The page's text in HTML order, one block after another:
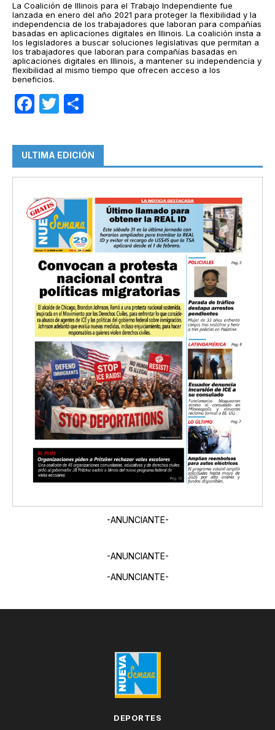
La Coalición de Illinois para el Trabajo Independiente fue
lanzada en enero del año 2021 para proteger la flexibilidad y la
independencia de los trabajadores que laboran para compañías
basadas en aplicaciones digitales en Illinois. La coalición insta a
los legisladores a buscar soluciones legislativas que permitan a
los trabajadores que laboran para compañías basadas en
aplicaciones digitales en Illinois, a mantener su independencia y
flexibilidad al mismo tiempo que ofrecen acceso a los
beneficios.
Facebook
Twitter
ULTIMA EDICIÓN
-ANUNCIANTE-
-ANUNCIANTE-
-ANUNCIANTE-
DEPORTES